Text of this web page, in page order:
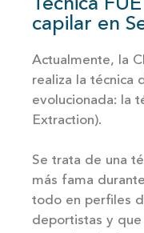
Técnica
capilar en
Actualmente, la
realiza la técnica
evolucionada: la
Extraction).
Se trata de una
más fama
todo en perfiles
deportistas y